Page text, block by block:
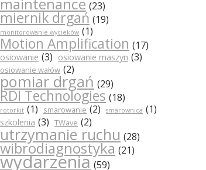
(23)
miernik drgań (19)
monitorowanie wycieków (1)
Motion Amplification (17)
osiowanie (3) osiowanie maszyn (3)
osiowanie wałów (2)
pomiar drgań (29)
RDI Technologies (18)
rotorkit (1) smarowanie (2) smarownica (1)
szkolenia (3) TWave (2)
utrzymanie ruchu (28)
wibrodiagnostyka (21)
wydarzenia (59)